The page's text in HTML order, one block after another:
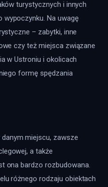
turystycznych i innych
wypoczynku. Na uwagę
– zabytki, inne
czy też miejsca związane
w Ustroniu i okolicach
formę spędzania
miejscu, zawsze
a także
ona bardzo rozbudowana.
różnego rodzaju obiektach